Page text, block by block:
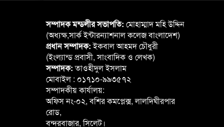
সম্পাদক মন্ডলীর সভাপতি: মোহাম্মাদ মহি উদ্দিন
(অধ্যক্ষ,সার্ক ইন্টারন্যাশনাল কলেজ বাংলাদেশ)
প্রধান সম্পাদক:ইকবাল আহমদ চৌধুরী
(ইংল্যান্ড প্রবাসী, সাংবাদিক ও লেখক)
সম্পাদক:তাওহীদুল ইসলাম
মোবাইল : ০১৭১০-৯৯৩৫৭২
সম্পাদকীয় কার্যালয়:
অফিস নং-০২, বশির কমপ্লেক্স, লালদিঘীরপার
রোড,
বন্দরবাজার, সিলেট।